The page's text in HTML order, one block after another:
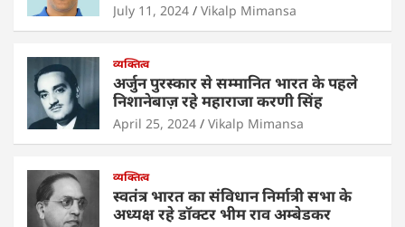
July 11, 2024 Vikalp Mimansa
व्यक्तित्व
अर्जुन पुरस्कार से सम्मानित भारत के पहले
निशानेबाज़ रहे महाराजा करणी सिंह
April 25, 2024 Vikalp Mimansa
व्यक्तित्व
स्वतंत्र भारत का संविधान निर्मात्री सभा के
अध्यक्ष रहे डॉक्टर भीम राव अम्बेडकर